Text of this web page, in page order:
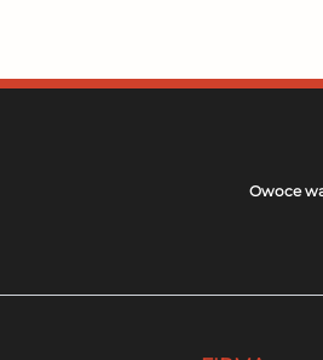
Owoce